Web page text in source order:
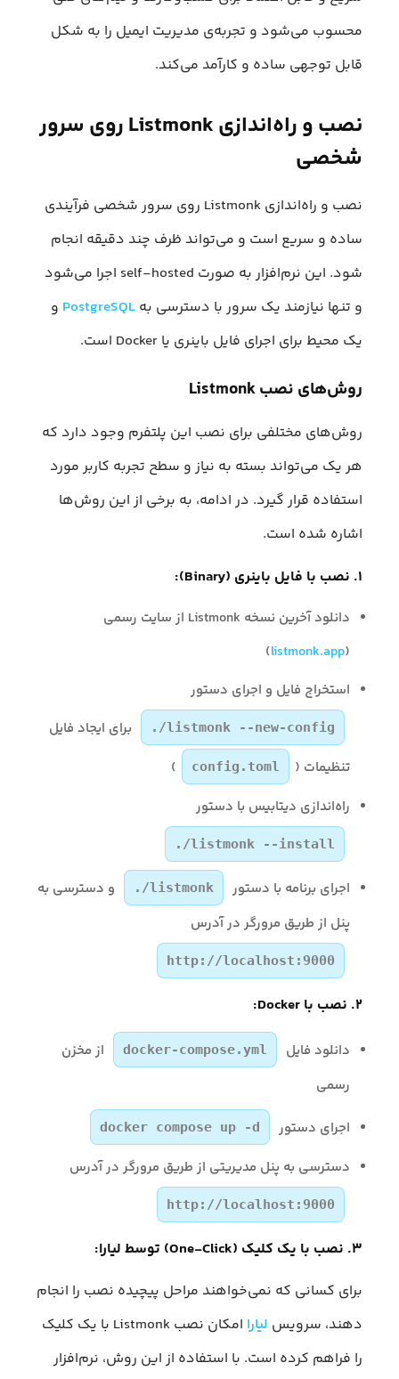
محسوب می‌شود و تجربه‌ی مدیریت ایمیل را به شکل
قابل توجهی ساده و کارآمد می‌کند.
نصب و راه‌اندازی Listmonk روی سرور
شخصی
نصب و راه‌اندازی Listmonk روی سرور شخصی فرآیندی
ساده و سریع است و می‌تواند ظرف چند دقیقه انجام
شود. این نرم‌افزار به صورت self-hosted اجرا می‌شود
و تنها نیازمند یک سرور با دسترسی به PostgreSQL و
یک محیط برای اجرای فایل باینری یا Docker است.
روش‌های نصب Listmonk
روش‌های مختلفی برای نصب این پلتفرم وجود دارد که
هر یک می‌تواند بسته به نیاز و سطح تجربه کاربر مورد
استفاده قرار گیرد. در ادامه، به برخی از این روش‌ها
اشاره شده است.
۱. نصب با فایل باینری (Binary):
دانلود آخرین نسخه Listmonk از سایت رسمی
(
listmonk.app
)
استخراج فایل و اجرای دستور
./listmonk --new-config
برای ایجاد فایل
تنظیمات (
config.toml
)
راه‌اندازی دیتابیس با دستور
./listmonk --install
اجرای برنامه با دستور ./listmonk
و دسترسی به
پنل از طریق مرورگر در آدرس
http://localhost:9000
۲. نصب با Docker:
دانلود فایل docker-compose.yml
از مخزن
رسمی
اجرای دستور docker compose up -d
دسترسی به پنل مدیریتی از طریق مرورگر در آدرس
http://localhost:9000
۳. نصب با یک کلیک (One-Click) توسط لیارا:
برای کسانی که نمی‌خواهند مراحل پیچیده نصب را انجام
دهند، سرویس لیارا
امکان نصب Listmonk با یک کلیک
را فراهم کرده است. با استفاده از این روش، نرم‌افزار